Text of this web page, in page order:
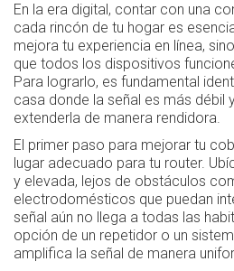
En la era digital, contar con una
cada rincón de tu hogar es
mejora tu experiencia en línea,
que todos los dispositivos
Para lograrlo, es fundamental
casa donde la señal es más débil
extenderla de manera rendidora.
El primer paso para mejorar tu
lugar adecuado para tu router.
y elevada, lejos de obstáculos
electrodomésticos que puedan
señal aún no llega a todas las
opción de un repetidor o un
amplifica la señal de manera